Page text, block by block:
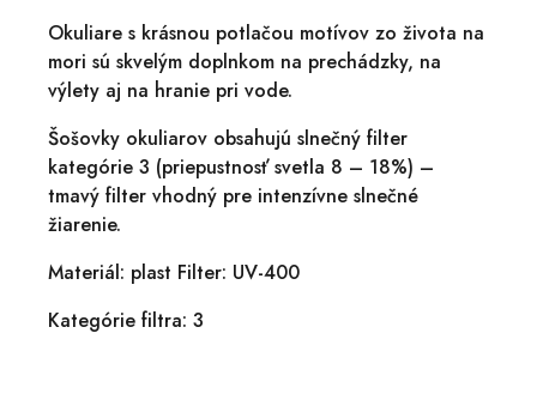
Okuliare s krásnou potlačou motívov zo života na
mori sú skvelým doplnkom na prechádzky, na
výlety aj na hranie pri vode.
Šošovky okuliarov obsahujú slnečný filter
kategórie 3 (priepustnosť svetla 8 – 18%) –
tmavý filter vhodný pre intenzívne slnečné
žiarenie.
Materiál: plast Filter: UV-400
Kategórie filtra: 3